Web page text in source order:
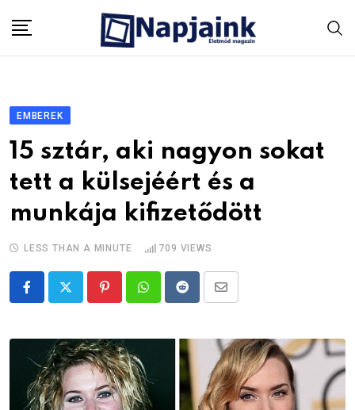
EMBEREK
15 sztár, aki nagyon sokat
tett a külsejéért és a
munkája kifizetődött
LESS THAN A MINUTE 709 VIEWS
PinterestWhatsappRedditShare
Email